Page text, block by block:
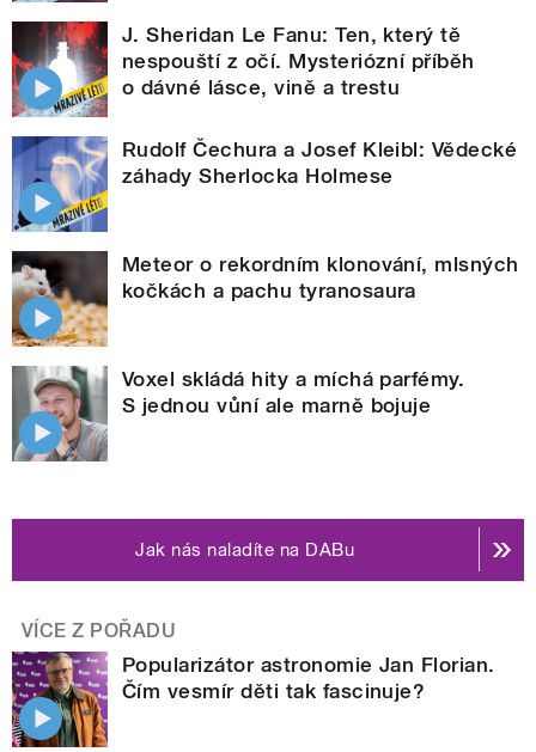
J. Sheridan Le Fanu: Ten, který tě
nespouští z očí. Mysteriózní příběh
o dávné lásce, vině a trestu
Rudolf Čechura a Josef Kleibl: Vědecké
záhady Sherlocka Holmese
Meteor o rekordním klonování, mlsných
kočkách a pachu tyranosaura
Voxel skládá hity a míchá parfémy.
S jednou vůní ale marně bojuje
Jak nás naladíte na DABu
VÍCE Z POŘADU
Popularizátor astronomie Jan Florian.
Čím vesmír děti tak fascinuje?